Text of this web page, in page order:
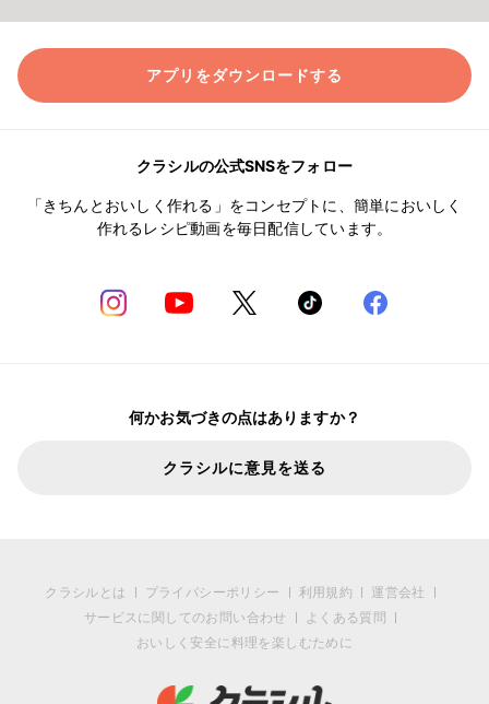
アプリをダウンロードする
クラシルの公式SNSをフォロー
「きちんとおいしく作れる」をコンセプトに、簡単においしく
作れるレシピ動画を毎日配信しています。
何かお気づきの点はありますか？
クラシルに意見を送る
クラシルとは プライバシーポリシー 利用規約
運営会社
サービスに関してのお問い合わせ
よくある質問
おいしく安全に料理を楽しむために